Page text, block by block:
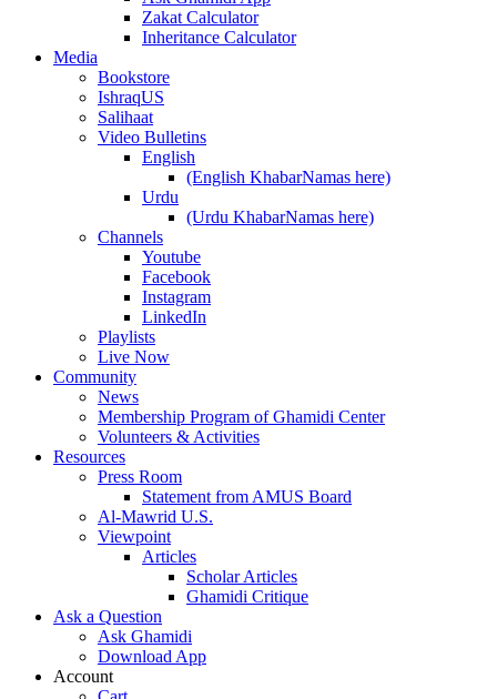
Zakat Calculator
Inheritance Calculator
Media
Bookstore
IshraqUS
Salihaat
Video Bulletins
English
(English KhabarNamas here)
Urdu
(Urdu KhabarNamas here)
Channels
Youtube
Facebook
Instagram
LinkedIn
Playlists
Live Now
Community
News
Membership Program of Ghamidi Center
Volunteers & Activities
Resources
Press Room
Statement from AMUS Board
Al-Mawrid U.S.
Viewpoint
Articles
Scholar Articles
Ghamidi Critique
Ask a Question
Ask Ghamidi
Download App
Account